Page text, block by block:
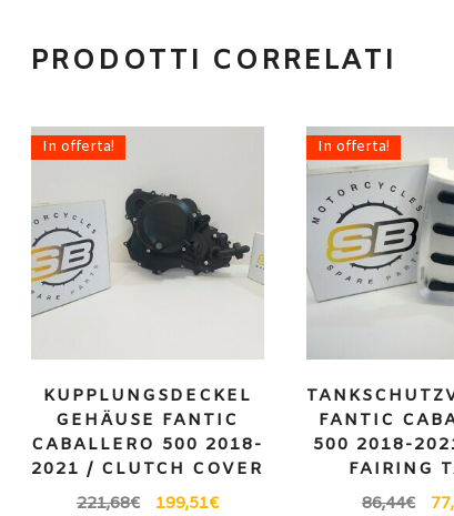
PRODOTTI CORRELATI
In offerta!
KUPPLUNGSDECKEL
GEHÄUSE FANTIC
CABALLERO 500 2018-
2021 / CLUTCH COVER
221,68€ 199,51€
In offerta!
FANTIC
500 2018-
FAIRING
86,44€